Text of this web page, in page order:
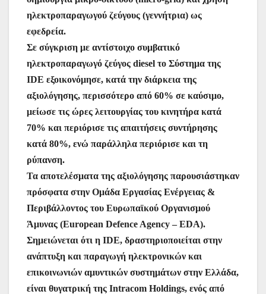
ηλεκτροπαραγωγού ζεύγους (γεννήτρια) ως
εφεδρεία.
Σε σύγκριση με αντίστοιχο συμβατικό
ηλεκτροπαραγωγό ζεύγος diesel το Σύστημα της
IDE εξοικονόμησε, κατά την διάρκεια της
αξιολόγησης, περισσότερο από 60% σε καύσιμο,
μείωσε τις ώρες λειτουργίας του κινητήρα κατά
70% και περιόρισε τις απαιτήσεις συντήρησης
κατά 80%, ενώ παράλληλα περιόρισε και τη
ρύπανση.
Τα αποτελέσματα της αξιολόγησης παρουσιάστηκαν
πρόσφατα στην Ομάδα Εργασίας Ενέργειας &
Περιβάλλοντος του Ευρωπαϊκού Οργανισμού
Άμυνας (European Defence Agency – EDA).
Σημειώνεται ότι η IDE, δραστηριοποιείται στην
ανάπτυξη και παραγωγή ηλεκτρονικών και
επικοινωνιών αμυντικών συστημάτων στην Ελλάδα,
είναι θυγατρική της Intracom Holdings, ενός από